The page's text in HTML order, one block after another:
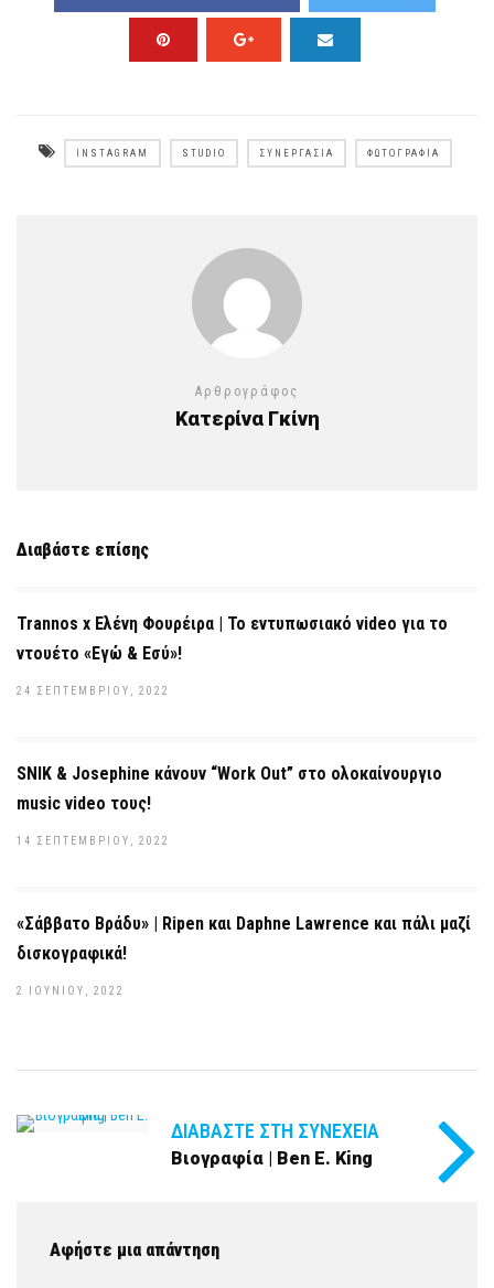
INSTAGRAM STUDIO ΣΥΝΕΡΓΑΣΊΑ ΦΩΤΟΓΡΑΦΊΑ
Αρθρογράφος
Κατερίνα Γκίνη
Διαβάστε επίσης
Trannos x Ελένη Φουρέιρα | Το εντυπωσιακό video για το
ντουέτο «Εγώ & Εσύ»!
24 ΣΕΠΤΕΜΒΡΊΟΥ, 2022
SNIK & Josephine κάνουν “Work Out” στο ολοκαίνουργιο
music video τους!
14 ΣΕΠΤΕΜΒΡΊΟΥ, 2022
«Σάββατο Βράδυ» | Ripen και Daphne Lawrence και πάλι μαζί
δισκογραφικά!
2 ΙΟΥΝΊΟΥ, 2022
ΔΙΑΒΆΣΤΕ ΣΤΗ ΣΥΝΈΧΕΙΑ
Βιογραφία | Ben E. King
Αφήστε μια απάντηση